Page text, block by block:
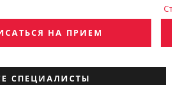
НА ПРИЕМ
СПЕЦИАЛИСТЫ